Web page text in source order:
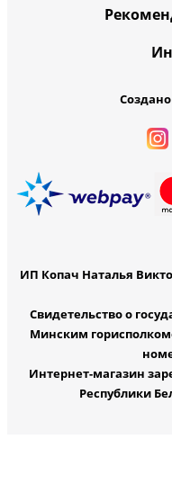
ИП Копач Наталья
Свидетельство о
Минским
Интернет-магазин
Республики